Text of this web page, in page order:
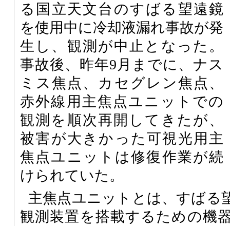
る国立天文台のすばる望遠鏡
を使用中に冷却液漏れ事故が発
生し、観測が中止となった。
事故後、昨年9月までに、ナス
ミス焦点、カセグレン焦点、
赤外線用主焦点ユニットでの
観測を順次再開してきたが、
被害が大きかった可視光用主
焦点ユニットは修復作業が続
けられていた。
主焦点ユニットとは、すばる
観測装置を搭載するための機